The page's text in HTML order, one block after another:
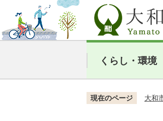
くらし・環境
現在のページ 大和